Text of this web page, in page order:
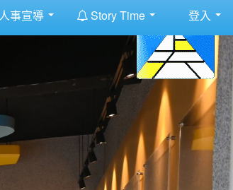
人事宣導 Story Time 登入